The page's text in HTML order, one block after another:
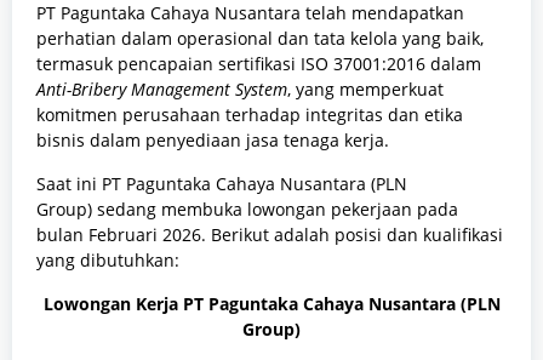
PT Paguntaka Cahaya Nusantara telah mendapatkan
perhatian dalam operasional dan tata kelola yang baik,
termasuk pencapaian sertifikasi ISO 37001:2016 dalam
Anti-Bribery Management System, yang memperkuat
komitmen perusahaan terhadap integritas dan etika
bisnis dalam penyediaan jasa tenaga kerja.
Saat ini PT Paguntaka Cahaya Nusantara (PLN
Group) sedang membuka lowongan pekerjaan pada
bulan Februari 2026. Berikut adalah posisi dan kualifikasi
yang dibutuhkan:
Lowongan Kerja PT Paguntaka Cahaya Nusantara (PLN
Group)